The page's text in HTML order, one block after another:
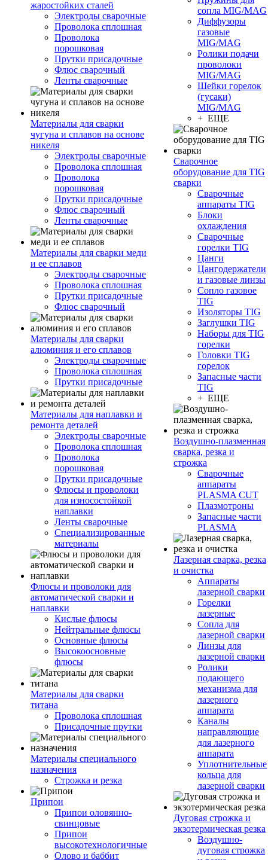
жаростойких сталей
Электроды сварочные
Проволока сплошная
Проволока
порошковая
Прутки присадочные
Флюс сварочный
Ленты сварочные
Материалы для сварки
чугуна и сплавов на основе
никеля
Электроды сварочные
Проволока сплошная
Проволока
порошковая
Прутки присадочные
Флюс сварочный
Ленты сварочные
Материалы для сварки меди
и ее сплавов
Электроды сварочные
Проволока сплошная
Прутки присадочные
Флюс сварочный
Материалы для сварки
алюминия и его сплавов
Электроды сварочные
Проволока сплошная
Прутки присадочные
Материалы для наплавки и
ремонта деталей
Электроды сварочные
Проволока сплошная
Проволока
порошковая
Прутки присадочные
Флюсы и проволоки
для износостойкой
наплавки
Ленты сварочные
Специализированные
материалы
Флюсы и проволоки для
автоматической сварки и
наплавки
Кислые флюсы
Нейтральные флюсы
Основные флюсы
Высокоосновные
флюсы
Материалы для сварки
титана
Проволока сплошная
Присадочные прутки
Материалы специального
назначения
Строжка и резка
Припои
Припои оловянно-
свинцовые
Припои
высокотехнологичные
Олово и баббит
сопла MIG/MAG
Диффузоры
газовые
MIG/MAG
Ролики подачи
проволоки
MIG/MAG
Шейки горелок
(гусаки)
MIG/MAG
+ ЕЩЕ
Сварочное
оборудование для TIG
сварки
Сварочные
аппараты TIG
Блоки
охлаждения
Сварочные
горелки TIG
Цанги
Цангодержатели
и газовые линзы
Сопло газовое
TIG
Изоляторы TIG
Заглушки TIG
Наборы для TIG
горелки
Головки TIG
горелок
Запасные части
TIG
+ ЕЩЕ
Воздушно-плазменная
сварка, резка и
строжка
Сварочные
аппараты
PLASMA CUT
Плазмотроны
Запасные части
PLASMA
Лазерная сварка, резка
и очистка
Аппараты
лазерной сварки
Горелки
лазерные
Сопла для
лазерной сварки
Линзы для
лазерной сварки
Ролики
подающего
механизма для
лазерного
аппарата
Каналы
направляющие
для лазерного
аппарата
Уплотнительные
кольца для
лазерной сварки
Дуговая строжка и
экзотермическая резка
Воздушно-
дуговая строжка